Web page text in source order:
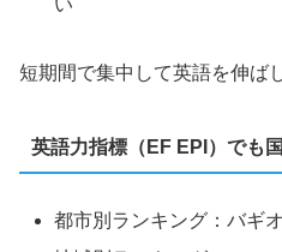
短期間で集中して英語を伸ば
英語力指標（EF EPI）でも
都市別ランキング：バギ